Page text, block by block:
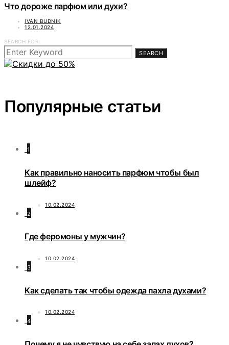
Что дороже парфюм или духи?
IVAN BUDNIK
12.01.2024
SEARCH FOR:
SEARCH
Популярные статьи
1
Как правильно наносить парфюм чтобы был
шлейф?
10.02.2024
2
Где феромоны у мужчин?
10.02.2024
3
Как сделать так чтобы одежда пахла духами?
10.02.2024
4